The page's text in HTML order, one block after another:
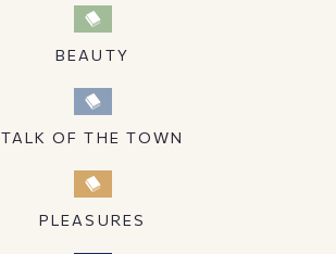
BEAUTY
TALK OF THE TOWN
PLEASURES